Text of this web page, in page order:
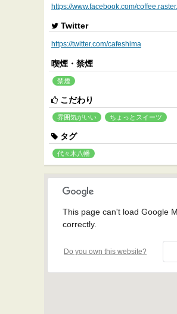
https://www.facebook.com/
Twitter
https://twitter.com/cafeshima
喫煙・禁煙
禁煙
こだわり
雰囲気がいい ちょっとスイーツ
タグ
代々木八幡
This page can't load Google
correctly.
Do you own this website?